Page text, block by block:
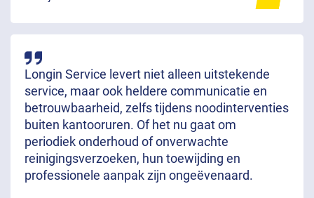
Longin Service levert niet alleen uitstekende
service, maar ook heldere communicatie en
betrouwbaarheid, zelfs tijdens noodinterventies
buiten kantooruren. Of het nu gaat om
periodiek onderhoud of onverwachte
reinigingsverzoeken, hun toewijding en
professionele aanpak zijn ongeëvenaard.